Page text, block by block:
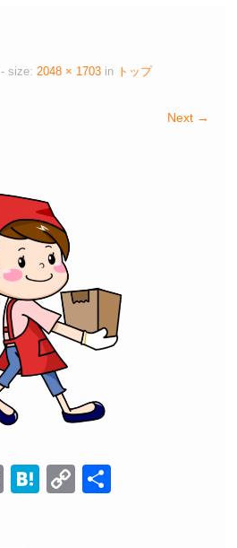
- size: 2048 × 1703 in トップ
Next →
E
H
C